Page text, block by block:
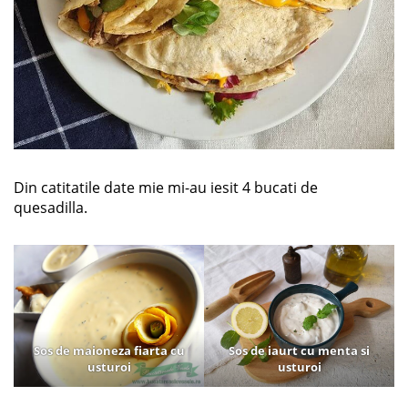
Din catitatile date mie mi-au iesit 4 bucati de
quesadilla.
Sos de maioneza fiarta cu
usturoi
Sos de iaurt cu menta si
usturoi